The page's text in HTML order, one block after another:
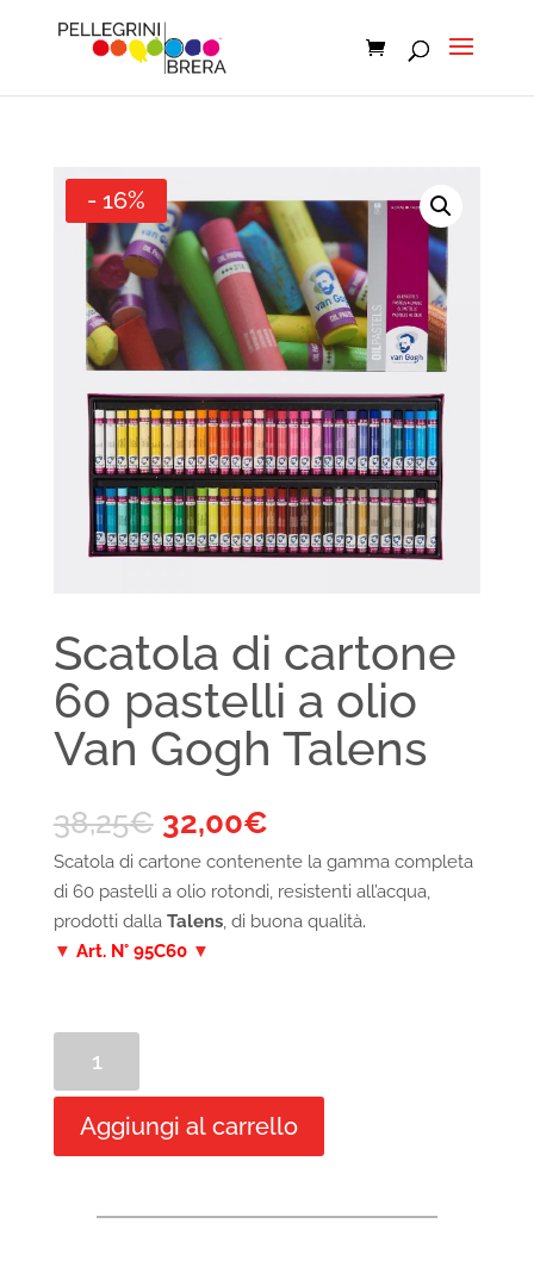
- 16%
Scatola di cartone
60 pastelli a olio
Van Gogh Talens
38,25€ 32,00€
Scatola di cartone contenente la gamma completa
di 60 pastelli a olio rotondi, resistenti all’acqua,
prodotti dalla Talens, di buona qualità.
▼ Art. N° 95C60▼
cartone
Aggiungi al carrello